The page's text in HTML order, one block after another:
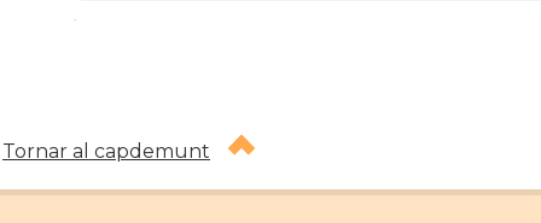
Tornar al capdemunt